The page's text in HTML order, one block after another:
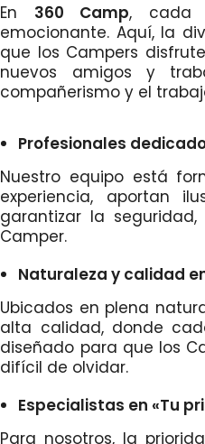
En 360 Camp, cada
emocionante. Aquí, la
que los Campers
nuevos amigos y
compañerismo y el
Profesionales
Nuestro equipo está
experiencia, aportan
garantizar la
Camper.
Naturaleza y calidad
Ubicados en plena
alta calidad, donde
diseñado para que los
difícil de olvidar.
Especialistas en «Tu
Para nosotros, la